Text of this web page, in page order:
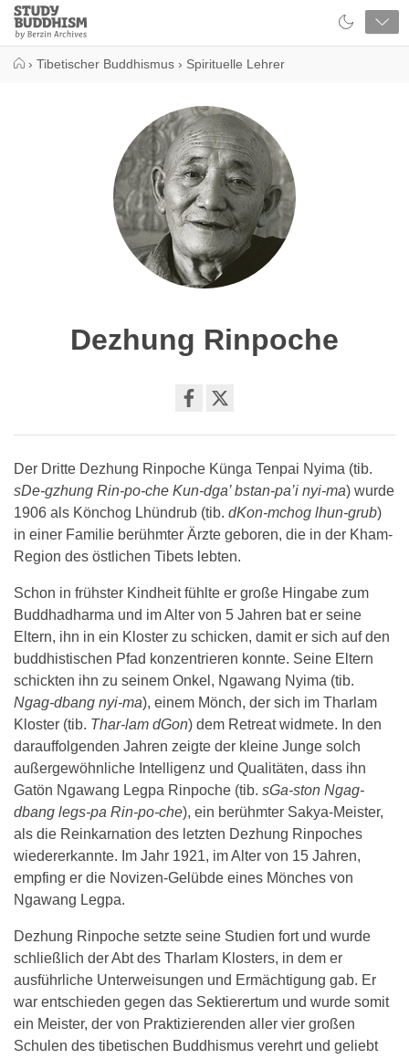
Close
Study
Buddhism
› Tibetischer Buddhismus › Spirituelle Lehrer
Dezhung Rinpoche
facebook
Der Dritte Dezhung Rinpoche Künga Tenpai Nyima (tib.
sDe-gzhung Rin-po-che Kun-dga’ bstan-pa’i nyi-ma) wurde
1906 als Könchog Lhündrub (tib. dKon-mchog lhun-grub)
in einer Familie berühmter Ärzte geboren, die in der Kham-
Region des östlichen Tibets lebten.
Schon in frühster Kindheit fühlte er große Hingabe zum
Buddhadharma und im Alter von 5 Jahren bat er seine
Eltern, ihn in ein Kloster zu schicken, damit er sich auf den
buddhistischen Pfad konzentrieren konnte. Seine Eltern
schickten ihn zu seinem Onkel, Ngawang Nyima (tib.
Ngag-dbang nyi-ma), einem Mönch, der sich im Tharlam
Kloster (tib. Thar-lam dGon) dem Retreat widmete. In den
darauffolgenden Jahren zeigte der kleine Junge solch
außergewöhnliche Intelligenz und Qualitäten, dass ihn
Gatön Ngawang Legpa Rinpoche (tib. sGa-ston Ngag-
dbang legs-pa Rin-po-che), ein berühmter Sakya-Meister,
als die Reinkarnation des letzten Dezhung Rinpoches
wiedererkannte. Im Jahr 1921, im Alter von 15 Jahren,
empfing er die Novizen-Gelübde eines Mönches von
Ngawang Legpa.
Dezhung Rinpoche setzte seine Studien fort und wurde
schließlich der Abt des Tharlam Klosters, in dem er
ausführliche Unterweisungen und Ermächtigung gab. Er
war entschieden gegen das Sektierertum und wurde somit
ein Meister, der von Praktizierenden aller vier großen
Schulen des tibetischen Buddhismus verehrt und geliebt